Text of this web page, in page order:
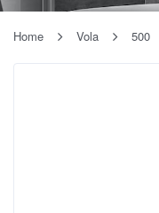
Home Vola 500